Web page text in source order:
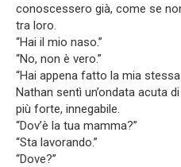
conoscessero già, come se
tra loro.
“Hai il mio naso.”
“No, non è vero.”
“Hai appena fatto la mia stessa
Nathan sentì un’ondata acuta
più forte, innegabile.
“Dov’è la tua mamma?”
“Sta lavorando.”
“Dove?”